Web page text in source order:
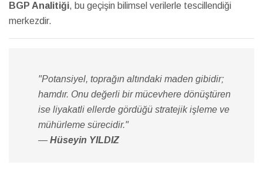
BGP Analitiği, bu geçişin bilimsel verilerle tescillendiği
merkezdir.
"Potansiyel, toprağın altındaki maden gibidir;
hamdır. Onu değerli bir mücevhere dönüştüren
ise liyakatli ellerde gördüğü stratejik işleme ve
mühürleme sürecidir."
— Hüseyin YILDIZ